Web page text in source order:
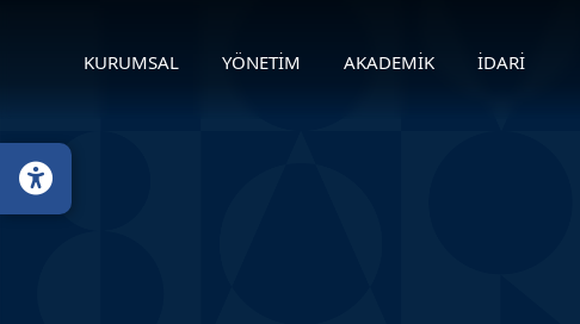
KURUMSAL YÖNETİM AKADEMİK İDARİ